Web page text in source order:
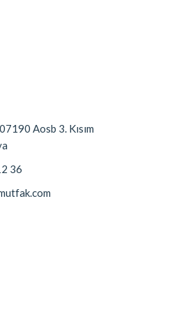
Aosb 3. Kısım
36